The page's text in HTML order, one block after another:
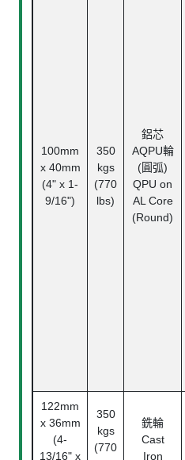
100mm
x 40mm
(4" x 1-
9/16")
350
kgs
(770
lbs)
鋁芯
AQPU輪
(圓弧)
QPU on
AL Core
(Round)
122mm
x 36mm
(4-
13/16" x
350
kgs
(770
銑輪
Cast
Iron